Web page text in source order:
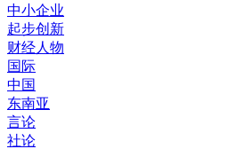
中小企业
起步创新
财经人物
国际
中国
东南亚
言论
社论